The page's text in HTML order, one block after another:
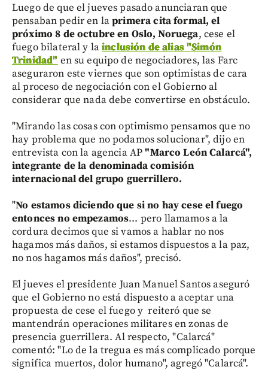
Luego de que el jueves pasado anunciaran que
pensaban pedir en laprimera cita formal, el
próximo 8 de octubre en Oslo, Noruega, cese el
fuego bilateral y lainclusión de alias "Simón
Trinidad" en su equipo de negociadores, las Farc
aseguraron este viernes que son optimistas de cara
al proceso de negociación con el Gobierno al
considerar que nada debe convertirse en obstáculo.
"Mirando las cosas con optimismo pensamos que no
hay problema que no podamos solucionar", dijo en
entrevista con la agencia AP"Marco León Calarcá",
integrante de la denominada comisión
internacional del grupo guerrillero.
"No estamos diciendo que si no hay cese el fuego
entonces no empezamos... pero llamamos a la
cordura decimos que si vamos a hablar no nos
hagamos más daños, si estamos dispuestos a la paz,
no nos hagamos más daños", precisó.
El jueves el presidente Juan Manuel Santos aseguró
que el Gobierno no está dispuesto a aceptar una
propuesta de cese el fuego y reiteró que se
mantendrán operaciones militares en zonas de
presencia guerrillera. Al respecto, "Calarcá"
comentó: "Lo de la tregua es más complicado porque
significa muertos, dolor humano", agregó "Calarcá".